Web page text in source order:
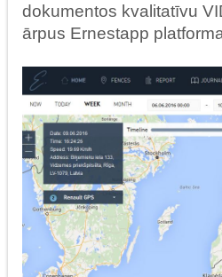
dokumentos kvalitatīvu
ārpus Ernestapp